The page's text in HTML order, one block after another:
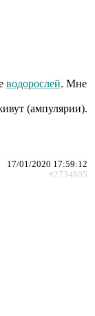
водорослей. Мне
(ампулярии).
17/01/2020 17:59:12
#2734805